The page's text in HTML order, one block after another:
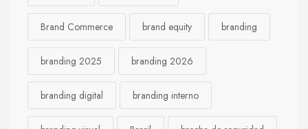
Brand Commerce brand equity branding
branding 2025 branding 2026
branding digital branding interno